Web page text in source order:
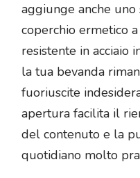
aggiunge anche
coperchio ermetico
resistente in acciaio
la tua bevanda
fuoriuscite
apertura facilita il
del contenuto e la
quotidiano molto